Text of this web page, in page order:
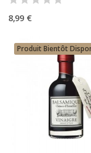
8,99 €
Produit Bientôt